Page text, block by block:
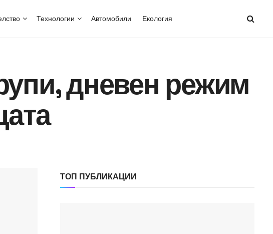
Технологии Автомобили Екология
дневен режим
ТОП ПУБЛИКАЦИИ